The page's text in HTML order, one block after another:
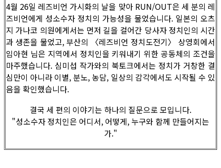
4월 26일 레즈비언 가시화의 날을 맞아 RUN/OUT은 세 분의 레
즈비언에게 성소수자 정치의 가능성을 물었습니다. 일본의 오츠
지 가나코 의원에게서는 먼저 길을 걸어간 당사자 정치인의 시간
과 생존을 물었고, 부산의 〈레즈비언 정치도전기〉 상영회에서
임아현 님은 지역에서 정치인을 키워내기 위한 공동체의 조건을
마주했습니다. 심미섭 작가와의 북토크에서는 정치가 거창한 결
심만이 아니라 이별, 분노, 농담, 일상의 감각에서도 시작될 수 있
음을 확인했습니다.
결국 세 편의 이야기는 하나의 질문으로 모입니다.
"성소수자 정치인은 어디서, 어떻게, 누구와 함께 만들어지는
가."